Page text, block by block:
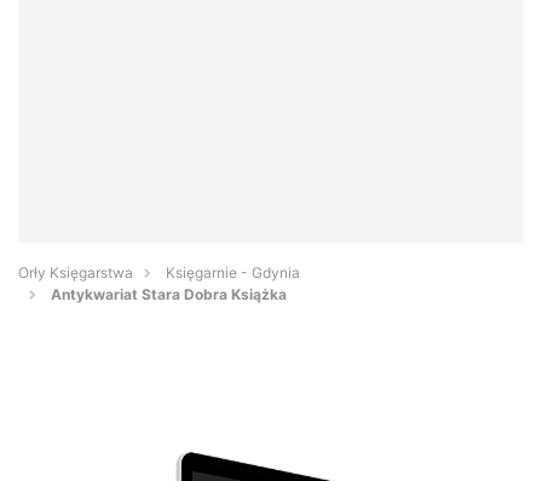
Orły Księgarstwa
Księgarnie - Gdynia
Antykwariat Stara Dobra Książka